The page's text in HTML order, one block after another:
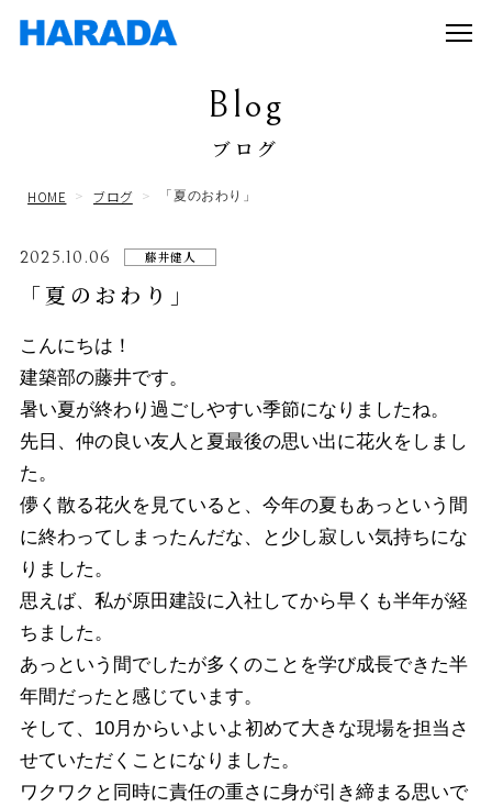
Blog
ブログ
HOME ブログ 「夏のおわり」
2025.10.06 藤井健人
「夏のおわり」
こんにちは！
建築部の藤井です。
暑い夏が終わり過ごしやすい季節になりましたね。
先日、仲の良い友人と夏最後の思い出に花火をしまし
た。
儚く散る花火を見ていると、 今年の夏もあっという間
に終わってしまったんだな、
と少し寂しい気持ちにな
りました。
思えば、私が原田建設に入社してから早くも半年が経
ちました。
あっという間でしたが多くのことを学び成長できた半
年間だったと感じています。
そして、 10月からいよいよ初めて大きな現場を担当さ
せていただくことになりました。
ワクワクと同時に責任の重さに身が引き締まる思いで